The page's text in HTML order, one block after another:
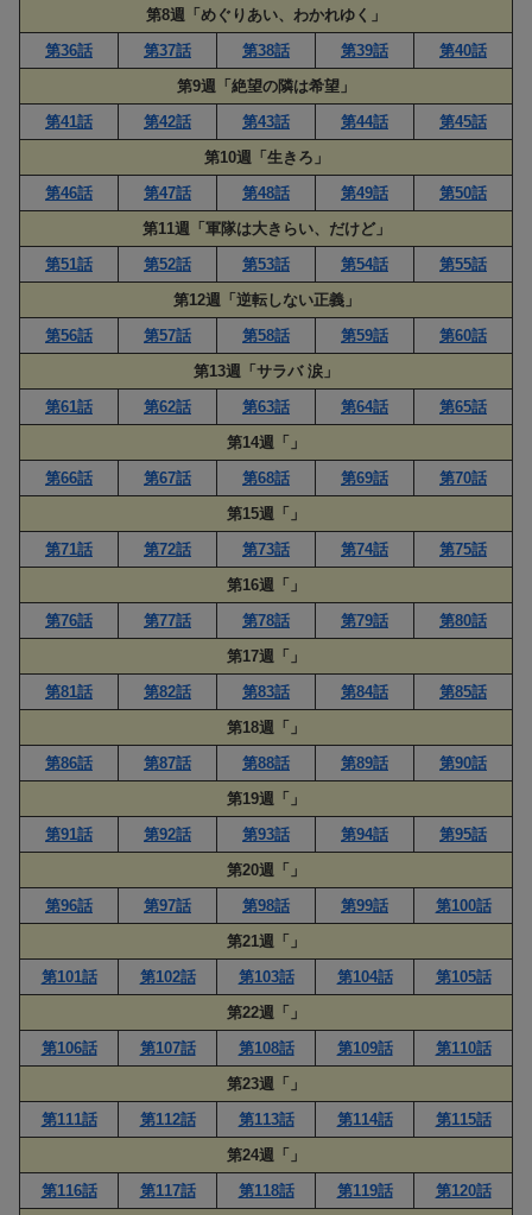
第8週「めぐりあい、わかれゆく」
第36話
第37話 第38話 第39話
第40話
第9週「絶望の隣は希望」
第41話
第42話 第43話 第44話
第45話
第10週「生きろ」
第46話
第47話 第48話 第49話
第50話
第11週「軍隊は大きらい、だけど」
第51話
第52話 第53話 第54話
第55話
第12週「逆転しない正義」
第56話
第57話 第58話 第59話
第60話
第13週「サラバ 涙」
第61話
第62話 第63話 第64話
第65話
第14週「」
第66話
第67話 第68話 第69話
第70話
第15週「」
第71話
第72話 第73話 第74話
第75話
第16週「」
第76話
第77話 第78話 第79話
第80話
第17週「」
第81話
第82話 第83話 第84話
第85話
第18週「」
第86話
第87話 第88話 第89話
第90話
第19週「」
第91話
第92話 第93話 第94話
第95話
第20週「」
第96話
第97話 第98話 第99話
第100話
第21週「」
第101話
第102話 第103話 第104話
第105話
第22週「」
第106話
第107話 第108話 第109話
第110話
第23週「」
第111話
第112話 第113話 第114話
第115話
第24週「」
第116話
第117話 第118話 第119話
第120話